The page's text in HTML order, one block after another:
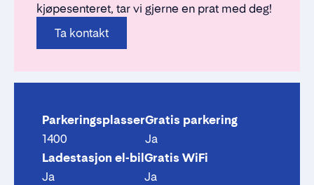
kjøpesenteret, tar vi gjerne en prat med deg!
Ta kontakt
Parkeringsplasser
1400
Gratis parkering
Ja
Ladestasjon el-bil
Ja
Gratis WiFi
Ja